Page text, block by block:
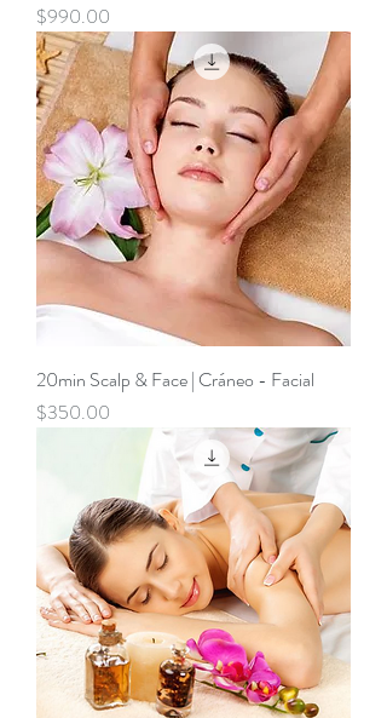
Precio
$990.00
20min Scalp & Face | Cráneo - Facial
Precio
$350.00